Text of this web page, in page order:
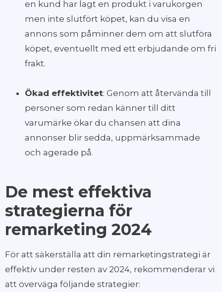
en kund har lagt en produkt i varukorgen
men inte slutfört köpet, kan du visa en
annons som påminner dem om att slutföra
köpet, eventuellt med ett erbjudande om fri
frakt.
Ökad effektivitet: Genom att återvända till
personer som redan känner till ditt
varumärke ökar du chansen att dina
annonser blir sedda, uppmärksammade
och agerade på.
De mest effektiva
strategierna för
remarketing 2024
För att säkerställa att din remarketingstrategi är
effektiv under resten av 2024, rekommenderar vi
att överväga följande strategier: